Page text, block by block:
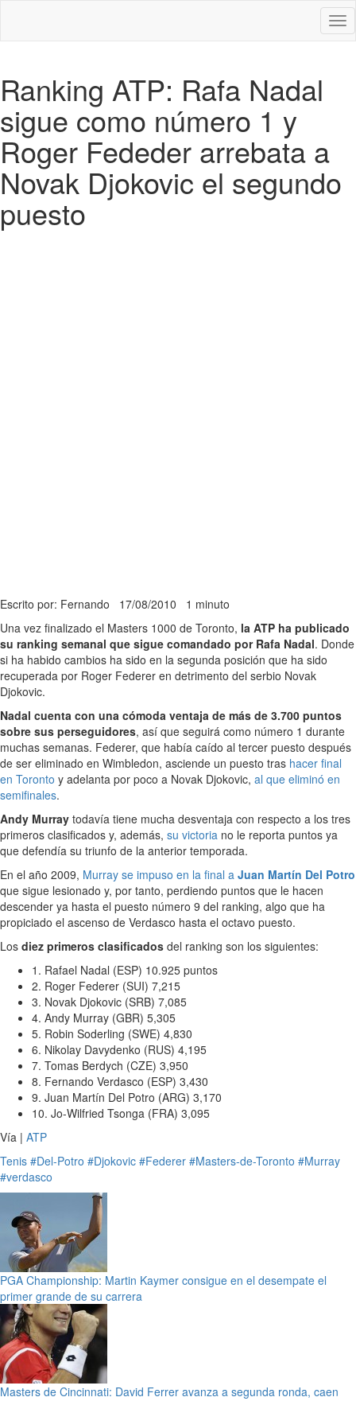
Ranking ATP: Rafa Nadal
sigue como número 1 y
Roger Fededer arrebata a
Novak Djokovic el segundo
puesto
Escrito por: Fernando 17/08/2010 1 minuto
Una vez finalizado el Masters 1000 de Toronto, la ATP ha publicado
su ranking semanal que sigue comandado por Rafa Nadal. Donde
si ha habido cambios ha sido en la segunda posición que ha sido
recuperada por Roger Federer en detrimento del serbio Novak
Djokovic.
Nadal cuenta con una cómoda ventaja de más de 3.700 puntos
sobre sus perseguidores, así que seguirá como número 1 durante
muchas semanas. Federer, que había caído al tercer puesto después
de ser eliminado en Wimbledon, asciende un puesto tras hacer final
en Toronto y adelanta por poco a Novak Djokovic, al que eliminó en
semifinales.
Andy Murray todavía tiene mucha desventaja con respecto a los tres
primeros clasificados y, además, su victoria no le reporta puntos ya
que defendía su triunfo de la anterior temporada.
En el año 2009, Murray se impuso en la final a Juan Martín Del Potro
que sigue lesionado y, por tanto, perdiendo puntos que le hacen
descender ya hasta el puesto número 9 del ranking, algo que ha
propiciado el ascenso de Verdasco hasta el octavo puesto.
Los diez primeros clasificados del ranking son los siguientes:
1. Rafael Nadal (ESP) 10.925 puntos
2. Roger Federer (SUI) 7,215
3. Novak Djokovic (SRB) 7,085
4. Andy Murray (GBR) 5,305
5. Robin Soderling (SWE) 4,830
6. Nikolay Davydenko (RUS) 4,195
7. Tomas Berdych (CZE) 3,950
8. Fernando Verdasco (ESP) 3,430
9. Juan Martín Del Potro (ARG) 3,170
10. Jo-Wilfried Tsonga (FRA) 3,095
Vía | ATP
Tenis #Del-Potro #Djokovic #Federer #Masters-de-Toronto #Murray
#verdasco
PGA Championship: Martin Kaymer consigue en el desempate el
primer grande de su carrera
Masters de Cincinnati: David Ferrer avanza a segunda ronda, caen